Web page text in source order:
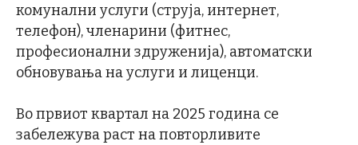
комунални услуги (струја, интернет,
телефон), членарини (фитнес,
професионални здруженија), автоматски
обновувања на услуги и лиценци.
Во првиот квартал на 2025 година се
забележува раст на повторливите